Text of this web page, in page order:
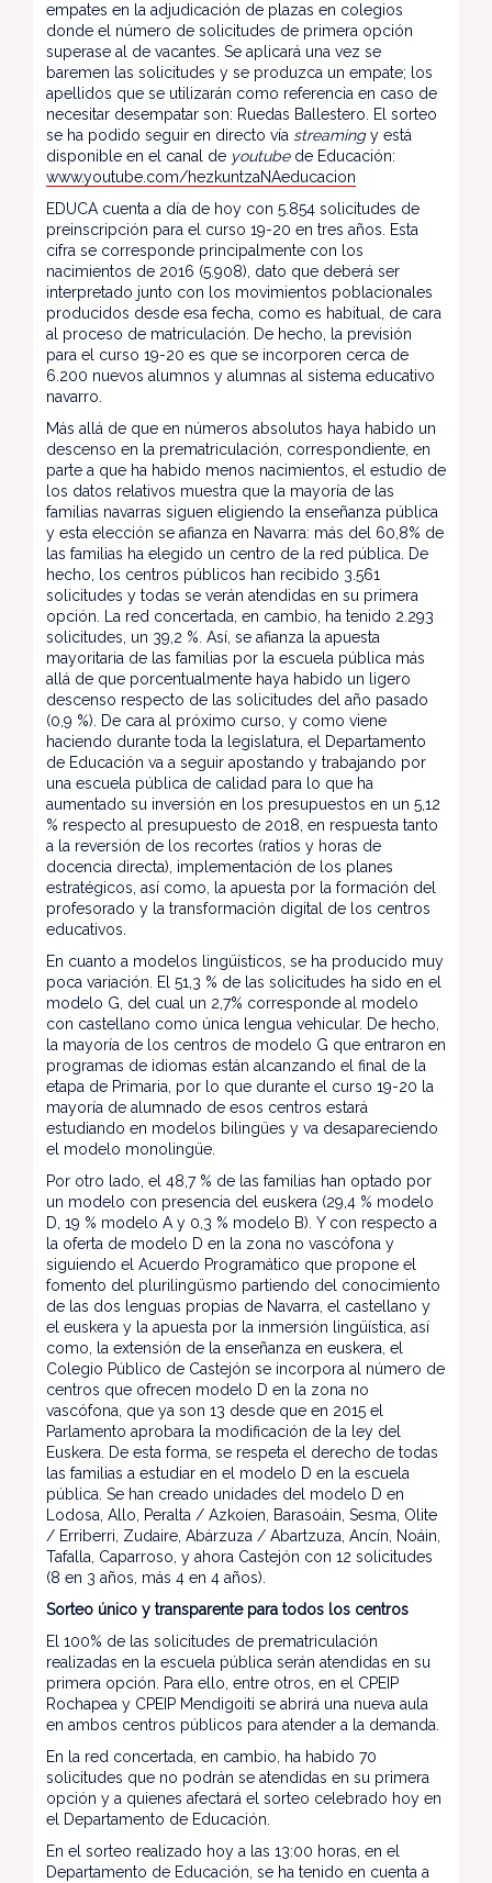
empates en la adjudicación de plazas en colegios
donde el número de solicitudes de primera opción
superase al de vacantes. Se aplicará una vez se
baremen las solicitudes y se produzca un empate; los
apellidos que se utilizarán como referencia en caso de
necesitar desempatar son: Ruedas Ballestero. El sorteo
se ha podido seguir en directo vía streamingy está
disponible en el canal de youtubede Educación:
www.youtube.com/hezkuntzaNAeducacion
EDUCA cuenta a día de hoy con 5.854 solicitudes de
preinscripción para el curso 19-20 en tres años. Esta
cifra se corresponde principalmente con los
nacimientos de 2016 (5.908), dato que deberá ser
interpretado junto con los movimientos poblacionales
producidos desde esa fecha, como es habitual, de cara
al proceso de matriculación. De hecho, la previsión
para el curso 19-20 es que se incorporen cerca de
6.200 nuevos alumnos y alumnas al sistema educativo
navarro.
Más allá de que en números absolutos haya habido un
descenso en la prematriculación, correspondiente, en
parte a que ha habido menos nacimientos, el estudio de
los datos relativos muestra que la mayoría de las
familias navarras siguen eligiendo la enseñanza pública
y esta elección se afianza en Navarra: más del 60,8% de
las familias ha elegido un centro de la red pública. De
hecho, los centros públicos han recibido 3.561
solicitudes y todas se verán atendidas en su primera
opción. La red concertada, en cambio, ha tenido 2.293
solicitudes, un 39,2 %. Así, se afianza la apuesta
mayoritaria de las familias por la escuela pública más
allá de que porcentualmente haya habido un ligero
descenso respecto de las solicitudes del año pasado
(0,9 %). De cara al próximo curso, y como viene
haciendo durante toda la legislatura, el Departamento
de Educación va a seguir apostando y trabajando por
una escuela pública de calidad para lo que ha
aumentado su inversión en los presupuestos en un 5,12
% respecto al presupuesto de 2018, en respuesta tanto
a la reversión de los recortes (ratios y horas de
docencia directa), implementación de los planes
estratégicos, así como, la apuesta por la formación del
profesorado y la transformación digital de los centros
educativos.
En cuanto a modelos lingüísticos, se ha producido muy
poca variación. El 51,3 % de las solicitudes ha sido en el
modelo G, del cual un 2,7% corresponde al modelo
con castellano como única lengua vehicular. De hecho,
la mayoría de los centros de modelo G que entraron en
programas de idiomas están alcanzando el final de la
etapa de Primaria, por lo que durante el curso 19-20 la
mayoría de alumnado de esos centros estará
estudiando en modelos bilingües y va desapareciendo
el modelo monolingüe.
Por otro lado, el 48,7 % de las familias han optado por
un modelo con presencia del euskera (29,4 % modelo
D, 19 % modelo A y 0,3 % modelo B). Y con respecto a
la oferta de modelo D en la zona no vascófona y
siguiendo el Acuerdo Programático que propone el
fomento del plurilingüsmo partiendo del conocimiento
de las dos lenguas propias de Navarra, el castellano y
el euskera y la apuesta por la inmersión lingüística, así
como, la extensión de la enseñanza en euskera, el
Colegio Público de Castejón se incorpora al número de
centros que ofrecen modelo D en la zona no
vascófona, que ya son 13 desde que en 2015 el
Parlamento aprobara la modificación de la ley del
Euskera. De esta forma, se respeta el derecho de todas
las familias a estudiar en el modelo D en la escuela
pública. Se han creado unidades del modelo D en
Lodosa, Allo, Peralta / Azkoien, Barasoáin, Sesma, Olite
/ Erriberri, Zudaire, Abárzuza / Abartzuza, Ancín, Noáin,
Tafalla, Caparroso, y ahora Castejón con 12 solicitudes
(8 en 3 años, más 4 en 4 años).
Sorteo único y transparente para todos los centros
El 100% de las solicitudes de prematriculación
realizadas en la escuela pública serán atendidas en su
primera opción. Para ello, entre otros, en el CPEIP
Rochapea y CPEIP Mendigoiti se abrirá una nueva aula
en ambos centros públicos para atender a la demanda.
En la red concertada, en cambio, ha habido 70
solicitudes que no podrán se atendidas en su primera
opción y a quienes afectará el sorteo celebrado hoy en
el Departamento de Educación.
En el sorteo realizado hoy a las 13:00 horas, en el
Departamento de Educación, se ha tenido en cuenta a